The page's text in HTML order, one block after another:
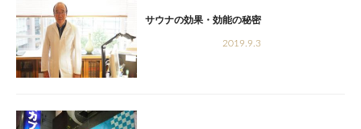
サウナの効果・効能の秘密
2019.9.3